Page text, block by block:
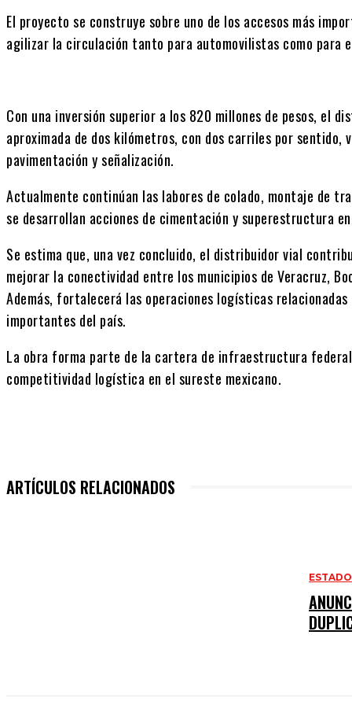
El proyecto se construye sobre uno de los accesos más
agilizar la circulación tanto para automovilistas como para
Con una inversión superior a los 820 millones de pesos, el
aproximada de dos kilómetros, con dos carriles por sentido,
pavimentación y señalización.
Actualmente continúan las labores de colado, montaje de
se desarrollan acciones de cimentación y superestructura
Se estima que, una vez concluido, el distribuidor vial
mejorar la conectividad entre los municipios de Veracruz,
Además, fortalecerá las operaciones logísticas
importantes del país.
La obra forma parte de la cartera de infraestructura
competitividad logística en el sureste mexicano.
ARTÍCULOS RELACIONADOS
ESTADO